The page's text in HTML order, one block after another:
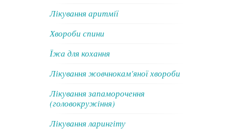
Лікування аритмії
Хвороби спини
Їжа для кохання
Лікування жовчнокам'яної хвороби
Лікування запаморочення
(головокружіння)
Лікування ларингіту